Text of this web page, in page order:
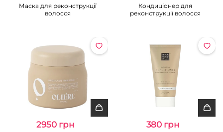
Маска для реконструкції
волосся
Кондиціонер для
реконструкції волосся
2950 грн 380 грн